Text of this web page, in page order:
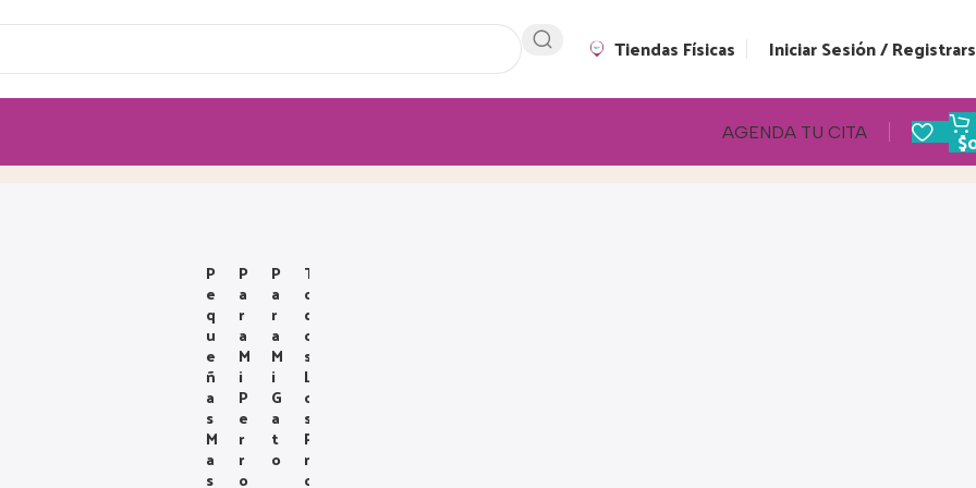
Tiendas Físicas Iniciar Sesión /
AGENDA TU CITA $
P
E
Q
U
E
Ñ
A
S
M
A
S
P
A
R
A
M
I
P
E
R
R
O
P
A
R
A
M
I
G
A
T
O
T
O
D
O
S
L
O
S
P
R
O